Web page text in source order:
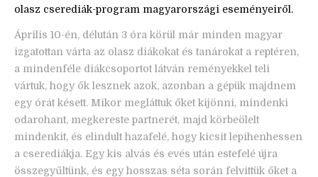
olasz cserediák-program magyarországi eseményeiről.
Április 10-én, délután 3 óra körül már minden magyar
izgatottan várta az olasz diákokat és tanárokat a reptéren,
a mindenféle diákcsoportot látván reményekkel teli
vártuk, hogy ők lesznek azok, azonban a gépük majdnem
egy órát késett. Mikor megláttuk őket kijönni, mindenki
odarohant, megkereste partnerét, majd körbeölelt
mindenkit, és elindult hazafelé, hogy kicsit lepihenhessen
a cserediákja. Egy kis alvás és evés után estefelé újra
összegyűltünk, és egy hosszas séta során felvittük őket a